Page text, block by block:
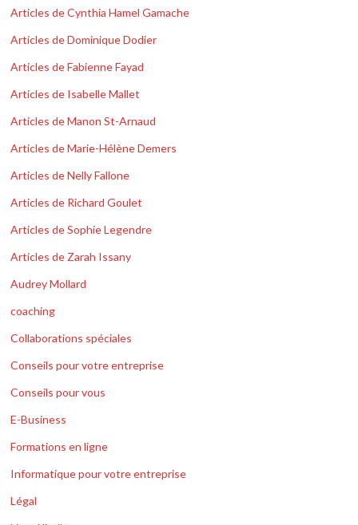
Articles de Cynthia Hamel Gamache
Articles de Dominique Dodier
Articles de Fabienne Fayad
Articles de Isabelle Mallet
Articles de Manon St-Arnaud
Articles de Marie-Hélène Demers
Articles de Nelly Fallone
Articles de Richard Goulet
Articles de Sophie Legendre
Articles de Zarah Issany
Audrey Mollard
coaching
Collaborations spéciales
Conseils pour votre entreprise
Conseils pour vous
E-Business
Formations en ligne
Informatique pour votre entreprise
Légal